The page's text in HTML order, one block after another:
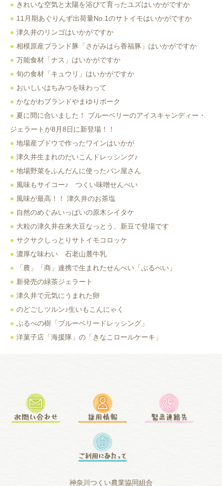
きれいな空気と太陽を浴びて育ったユズはいかがですか
11月期あぐりんず出荷量No.1のサトイモはいかがですか
津久井のリンゴはいかがですか
相模原産ブランド豚「さがみはら香福豚」はいかがですか
万能食材「ナス」はいかがですか
旬の食材「キュウリ」はいかがですか
おいしいはちみつを味わって
かながわブランドやまゆりポーク
夏に間に合いました！ ブルーベリーのアイスキャンディー・
ジェラートが8月8日に新登場！！
地場産ブドウで作ったワインはいかが
津久井生まれのだいこんドレッシング♪
地場野菜をふんだんに使ったパン屋さん
風味もサイコー♪ つくい味噌せんべい
風味が最高！！ 津久井のお茶塩
自然のめぐみいっぱいの原木シイタケ
大粒の津久井在来大豆なっとう、新豆で登場です
サクサクしっとりサトイモコロッケ
濃厚な味わい 石老山麓牛乳
「農」「商」連携で生まれたせんべい「ぶるべい」
新発売の緑茶ジェラート
津久井で元気にうまれた卵
のどごしツルン♪生いもこんにゃく
ぶるべの樹「ブルーベリードレッシング」
洋菓子店「海援隊」の「きなこロールケーキ」
神奈川つくい農業協同組合